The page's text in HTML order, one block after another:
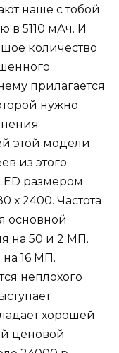
наше с тобой
в 5110 мАч. И
количество
прилагается
нужно
этой модели
из этого
размером
х 2400. Частота
основной
на 50 и 2 МП.
на 16 МП.
неплохого
хорошей
ценовой